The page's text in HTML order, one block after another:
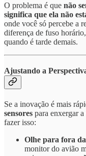
O problema é que não
significa que ela não
onde você só percebe a
diferença de fuso
quando é tarde demais.
Ajustando a
Se a inovação é mais
sensores para enxergar
fazer isso:
Olhe para fora
monitor do avião